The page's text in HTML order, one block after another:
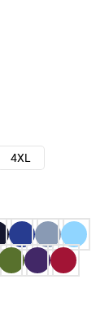
4XL